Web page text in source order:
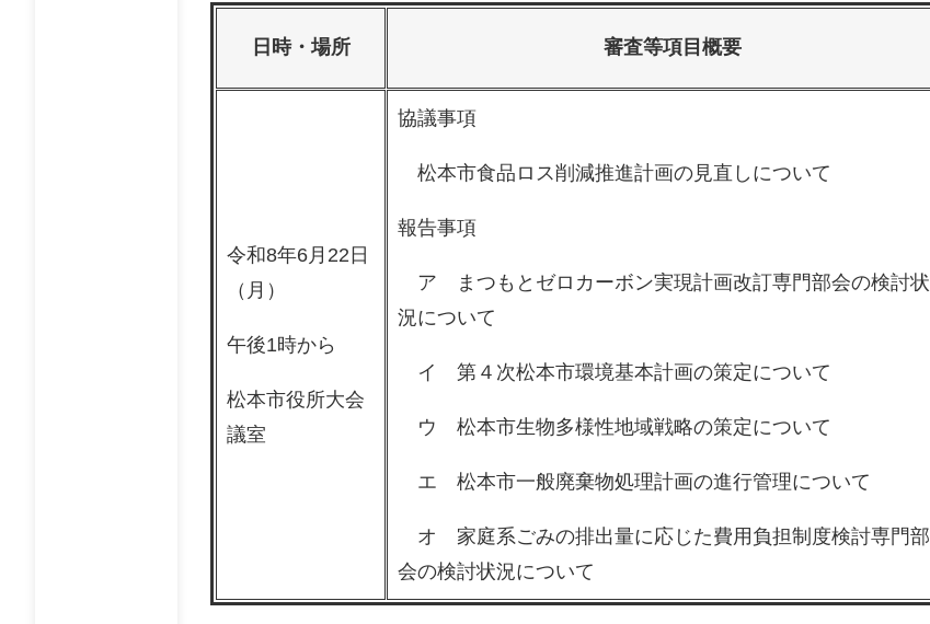
日時・場所 審査等項目概要
令和8年6月22日
（月）
午後1時から
松本市役所大会
議室
協議事項
松本市食品ロス削減推進計画の見直しについて
報告事項
ア まつもとゼロカーボン実現計画改訂専門部会の検討状
況について
イ 第４次松本市環境基本計画の策定について
ウ 松本市生物多様性地域戦略の策定について
エ 松本市一般廃棄物処理計画の進行管理について
オ 家庭系ごみの排出量に応じた費用負担制度検討専門部
会の検討状況について